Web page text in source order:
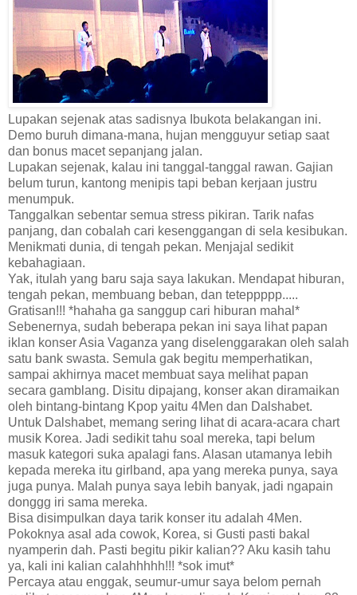
Lupakan sejenak atas sadisnya Ibukota belakangan ini.
Demo buruh dimana-mana, hujan mengguyur setiap saat
dan bonus macet sepanjang jalan.
Lupakan sejenak, kalau ini tanggal-tanggal rawan. Gajian
belum turun, kantong menipis tapi beban kerjaan justru
menumpuk.
Tanggalkan sebentar semua stress pikiran. Tarik nafas
panjang, dan cobalah cari kesenggangan di sela kesibukan.
Menikmati dunia, di tengah pekan. Menjajal sedikit
kebahagiaan.
Yak, itulah yang baru saja saya lakukan. Mendapat hiburan,
tengah pekan, membuang beban, dan teteppppp.....
Gratisan!!! *hahaha ga sanggup cari hiburan mahal*
Sebenernya, sudah beberapa pekan ini saya lihat papan
iklan konser Asia Vaganza yang diselenggarakan oleh salah
satu bank swasta. Semula gak begitu memperhatikan,
sampai akhirnya macet membuat saya melihat papan
secara gamblang. Disitu dipajang, konser akan diramaikan
oleh bintang-bintang Kpop yaitu 4Men dan Dalshabet.
Untuk Dalshabet, memang sering lihat di acara-acara chart
musik Korea. Jadi sedikit tahu soal mereka, tapi belum
masuk kategori suka apalagi fans. Alasan utamanya lebih
kepada mereka itu girlband, apa yang mereka punya, saya
juga punya. Malah punya saya lebih banyak, jadi ngapain
donggg iri sama mereka.
Bisa disimpulkan daya tarik konser itu adalah 4Men.
Pokoknya asal ada cowok, Korea, si Gusti pasti bakal
nyamperin dah. Pasti begitu pikir kalian?? Aku kasih tahu
ya, kali ini kalian calahhhhh!!! *sok imut*
Percaya atau enggak, seumur-umur saya belom pernah